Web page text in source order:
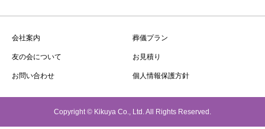
会社案内 葬儀プラン
友の会について お見積り
お問い合わせ 個人情報保護方針
Copyright © Kikuya Co., Ltd. All Rights Reserved.